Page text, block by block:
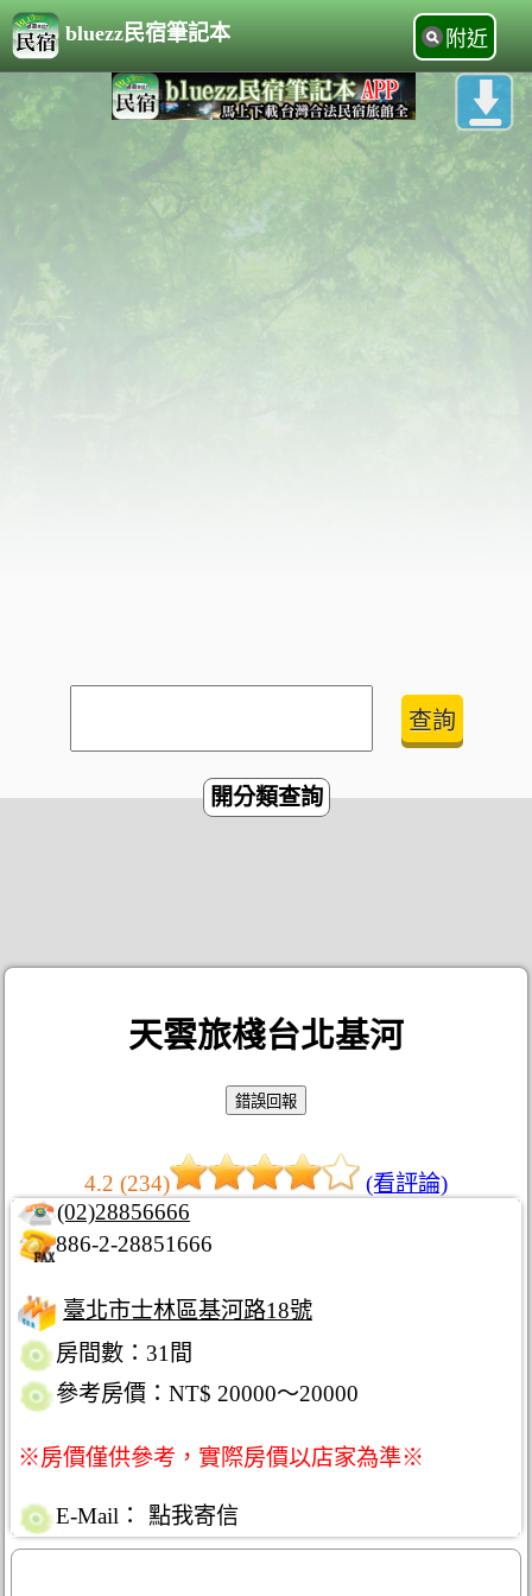
bluezz民宿筆記本 附近
開分類查詢
天雲旅棧台北基河
4.2 (234)
(看評論)
(02)28856666
886-2-28851666
臺北市士林區基河路18號
房間數：31間
參考房價：NT$ 20000～20000
※房價僅供參考，實際房價以店家為準※
E-Mail： 點我寄信